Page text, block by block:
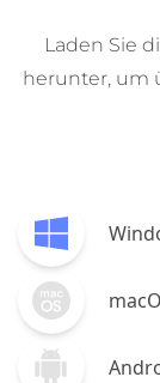
Laden Sie
herunter, um